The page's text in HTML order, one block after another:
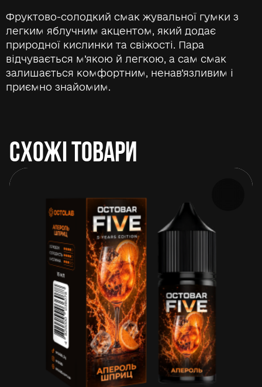
Фруктово-солодкий смак жувальної гумки з
легким яблучним акцентом, який додає
природної кислинки та свіжості. Пара
відчувається м’якою й легкою, а сам смак
залишається комфортним, ненав’язливим і
приємно знайомим.
СХОЖІ ТОВАРИ